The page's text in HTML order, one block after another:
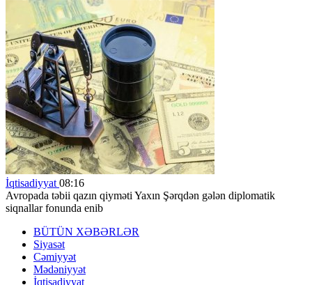
İqtisadiyyat 08:16
Avropada təbii qazın qiyməti Yaxın Şərqdən gələn diplomatik
siqnallar fonunda enib
BÜTÜN XƏBƏRLƏR
Siyasət
Cəmiyyət
Mədəniyyət
İqtisadiyyat